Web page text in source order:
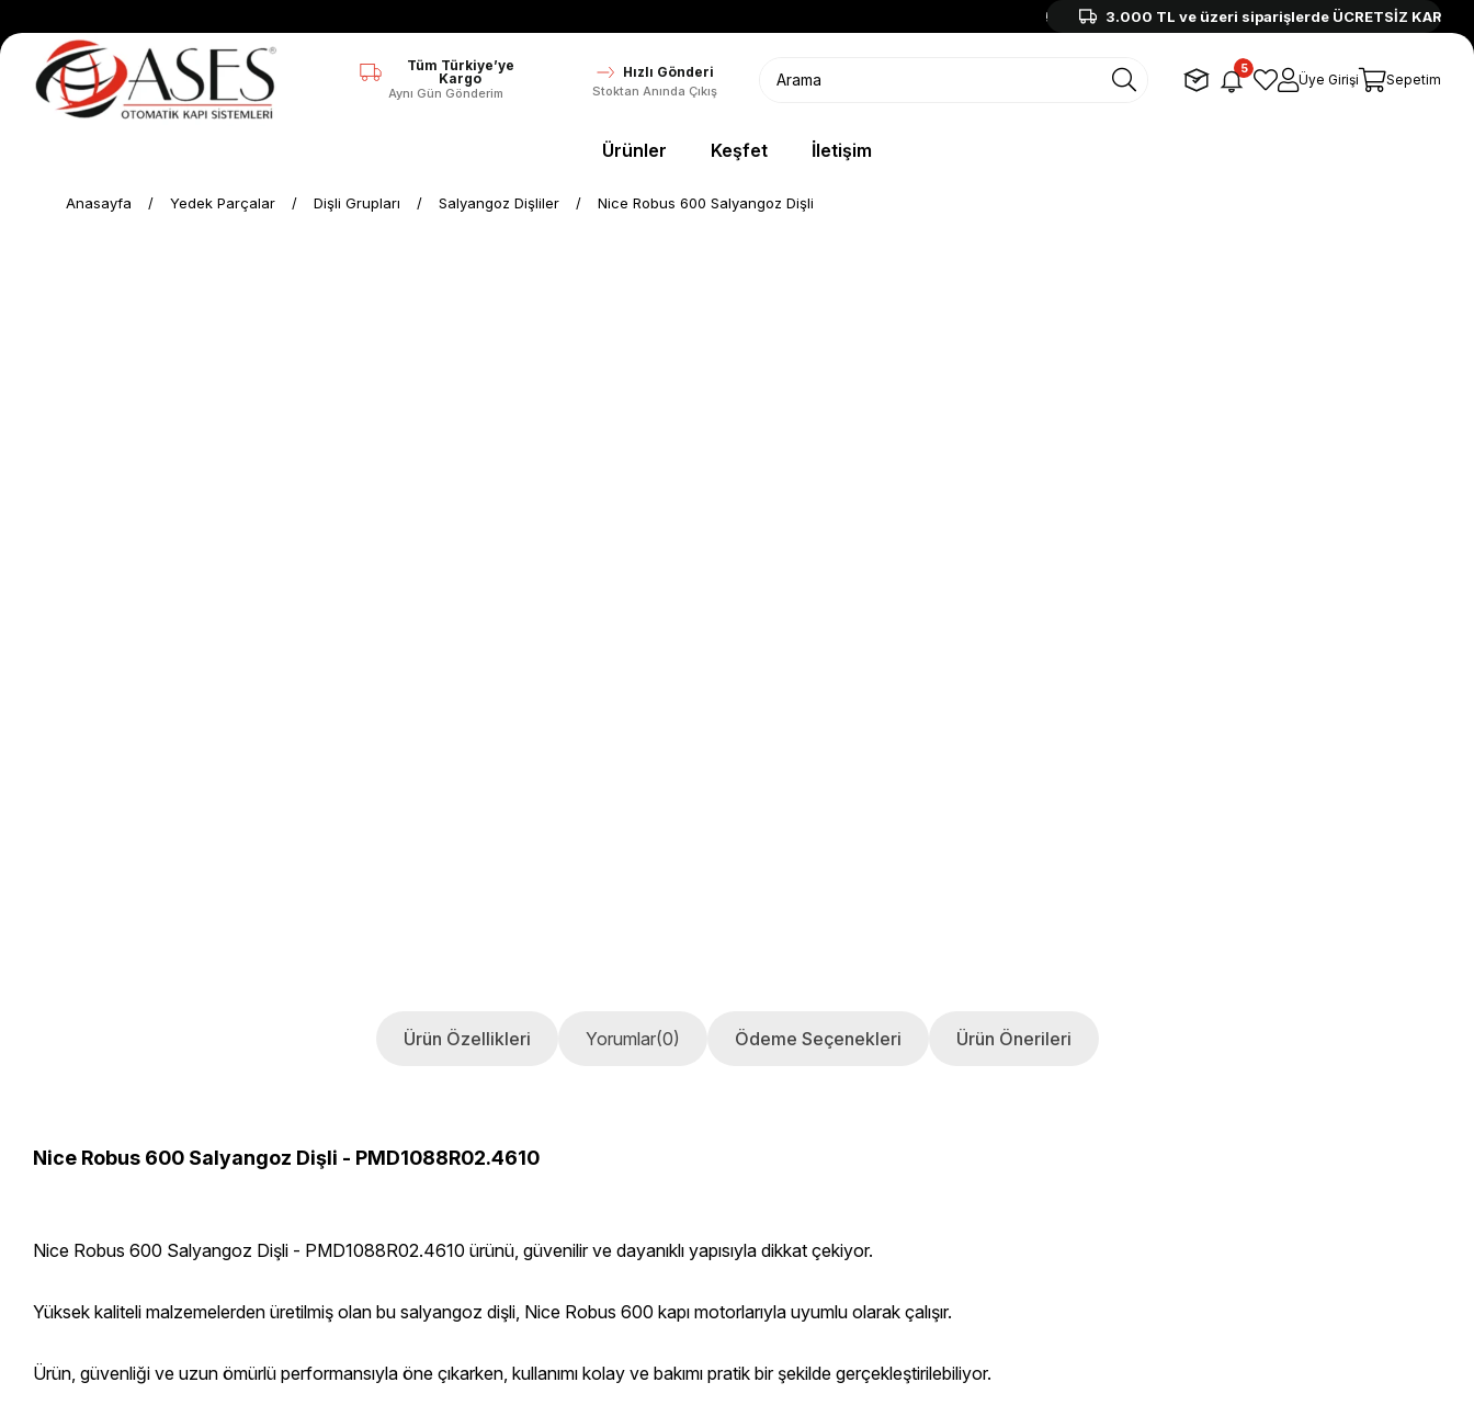
3.000 TL ve üzeri siparişlerde ÜCRETSİZ KARGO!
Tüm Türkiye’ye
Kargo
Aynı Gün Gönderim
Hızlı Gönderi
Stoktan Anında Çıkış
5
Üye Girişi Sepetim
Ürünler Keşfet İletişim
Anasayfa Yedek Parçalar Dişli Grupları Salyangoz Dişliler Nice Robus 600 Salyangoz Dişli
Ürün Özellikleri Yorumlar(0) Ödeme Seçenekleri Ürün Önerileri
Nice Robus 600 Salyangoz Dişli - PMD1088R02.4610
Nice Robus 600 Salyangoz Dişli - PMD1088R02.4610 ürünü, güvenilir ve dayanıklı yapısıyla dikkat çekiyor.
Yüksek kaliteli malzemelerden üretilmiş olan bu salyangoz dişli, Nice Robus 600 kapı motorlarıyla uyumlu olarak çalışır.
Ürün, güvenliği ve uzun ömürlü performansıyla öne çıkarken, kullanımı kolay ve bakımı pratik bir şekilde gerçekleştirilebiliyor.